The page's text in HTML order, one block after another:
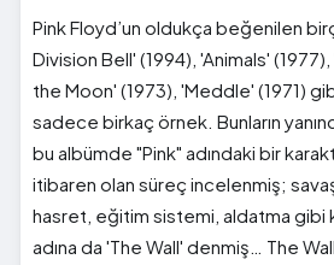
Pink Floyd’un oldukça beğenilen
Division Bell' (1994), 'Animals'
the Moon' (1973), 'Meddle' (1971)
sadece birkaç örnek. Bunların
bu albümde "Pink" adındaki bir
itibaren olan süreç incelenmiş;
hasret, eğitim sistemi, aldatma gibi
adına da 'The Wall' denmiş… The